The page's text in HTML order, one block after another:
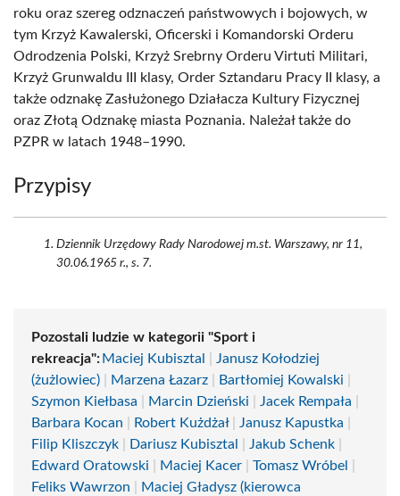
roku oraz szereg odznaczeń państwowych i bojowych, w
tym Krzyż Kawalerski, Oficerski i Komandorski Orderu
Odrodzenia Polski, Krzyż Srebrny Orderu Virtuti Militari,
Krzyż Grunwaldu III klasy, Order Sztandaru Pracy II klasy, a
także odznakę Zasłużonego Działacza Kultury Fizycznej
oraz Złotą Odznakę miasta Poznania. Należał także do
PZPR w latach 1948–1990.
Przypisy
Dziennik Urzędowy Rady Narodowej m.st. Warszawy, nr 11,
30.06.1965 r., s. 7.
Pozostali ludzie w kategorii "Sport i
rekreacja": Maciej Kubisztal
Janusz Kołodziej
(żużlowiec)
Marzena Łazarz Bartłomiej Kowalski
Szymon Kiełbasa
Marcin Dzieński Jacek Rempała
Barbara Kocan
Robert Kużdżał| Janusz Kapustka
Filip Kliszczyk
Dariusz Kubisztal Jakub Schenk
Edward Oratowski
Maciej Kacer Tomasz Wróbel
Feliks Wawrzon
Maciej Gładysz (kierowca